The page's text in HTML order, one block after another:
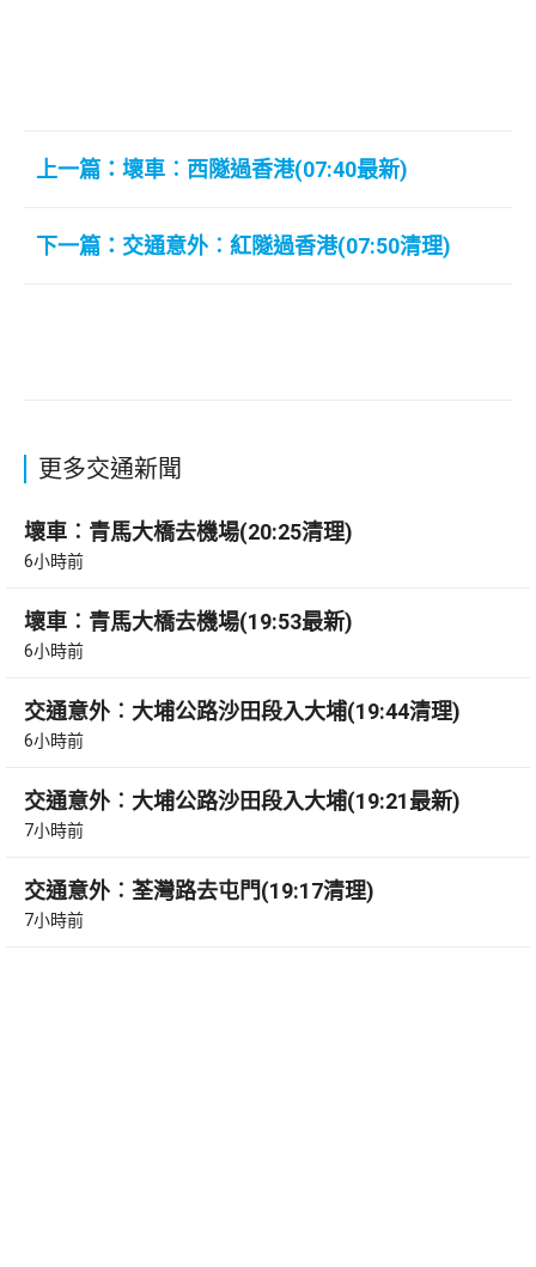
上一篇：壞車︰西隧過香港(07:40最新)
下一篇：交通意外︰紅隧過香港(07:50清理)
更多交通新聞
壞車︰青馬大橋去機場(20:25清理)
6小時前
壞車︰青馬大橋去機場(19:53最新)
6小時前
交通意外︰大埔公路沙田段入大埔(19:44清理)
6小時前
交通意外︰大埔公路沙田段入大埔(19:21最新)
7小時前
交通意外︰荃灣路去屯門(19:17清理)
7小時前